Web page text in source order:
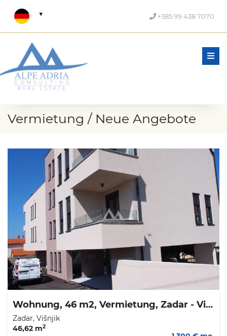
+385 99 438 7070
Vermietung / Neue Angebote
Wohnung, 46 m2, Vermietung, Zadar - Višnjik
Zadar, Višnjik
46,62 m2